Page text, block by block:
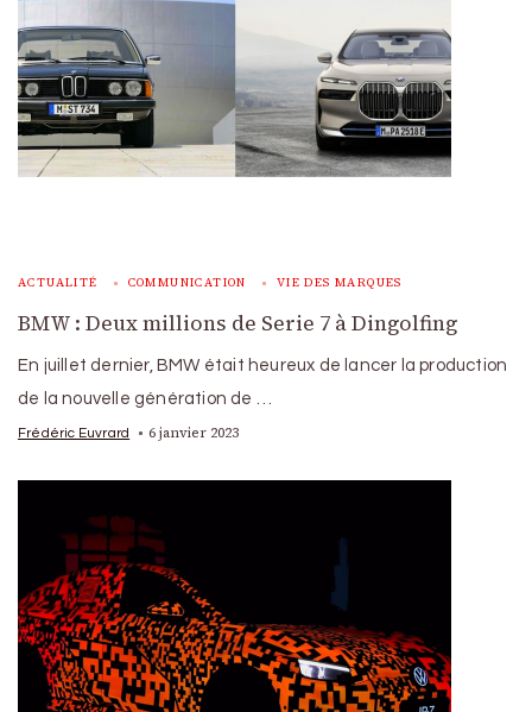
ACTUALITÉ COMMUNICATION VIE DES MARQUES
BMW : Deux millions de Serie 7 à Dingolfing
En juillet dernier, BMW était heureux de lancer la production
de la nouvelle génération de …
Frédéric Euvrard 6 janvier 2023